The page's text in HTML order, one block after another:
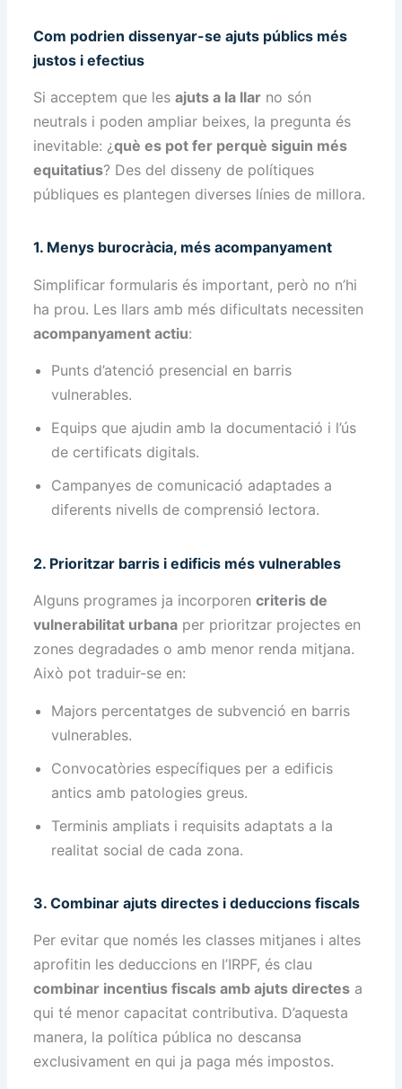
Com podrien dissenyar-se ajuts públics més
justos i efectius
Si acceptem que lesajuts a la llar no són
neutrals i poden ampliar beixes, la pregunta és
inevitable: ¿què es pot fer perquè siguin més
equitatius? Des del disseny de polítiques
públiques es plantegen diverses línies de millora.
1. Menys burocràcia, més acompanyament
Simplificar formularis és important, però no n’hi
ha prou. Les llars amb més dificultats necessiten
acompanyament actiu:
Punts d’atenció presencial en barris
vulnerables.
Equips que ajudin amb la documentació i l’ús
de certificats digitals.
Campanyes de comunicació adaptades a
diferents nivells de comprensió lectora.
2. Prioritzar barris i edificis més vulnerables
Alguns programes ja incorporencriteris de
vulnerabilitat urbana per prioritzar projectes en
zones degradades o amb menor renda mitjana.
Això pot traduir-se en:
Majors percentatges de subvenció en barris
vulnerables.
Convocatòries específiques per a edificis
antics amb patologies greus.
Terminis ampliats i requisits adaptats a la
realitat social de cada zona.
3. Combinar ajuts directes i deduccions fiscals
Per evitar que només les classes mitjanes i altes
aprofitin les deduccions en l’IRPF, és clau
combinar incentius fiscals amb ajuts directes a
qui té menor capacitat contributiva. D’aquesta
manera, la política pública no descansa
exclusivament en qui ja paga més impostos.